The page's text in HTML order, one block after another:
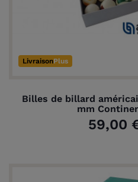
LivraisonPlus
Billes de billard
mm
59,00